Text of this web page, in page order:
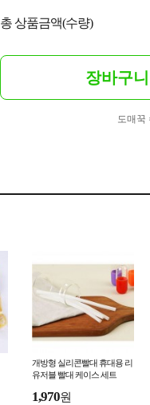
총 상품금액(수량)
장바구니
도매꾹
개방형 실리콘빨대 휴대용 리
유저블 빨대 케이스 세트
1,970원